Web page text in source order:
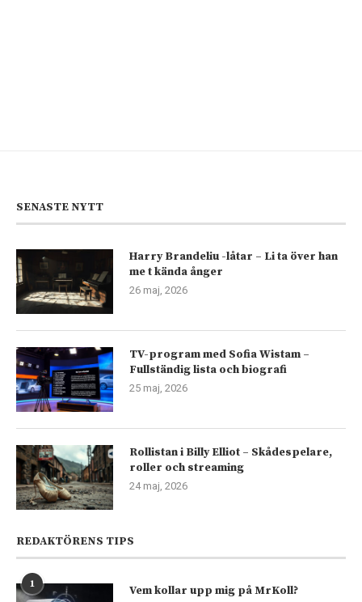
SENASTE NYTT
Harry Brandeliu -låtar – Li ta över han
me t kända ånger
26 maj, 2026
TV-program med Sofia Wistam –
Fullständig lista och biografi
25 maj, 2026
Rollistan i Billy Elliot – Skådespelare,
roller och streaming
24 maj, 2026
REDAKTÖRENS TIPS
1 Vem kollar upp mig på MrKoll?